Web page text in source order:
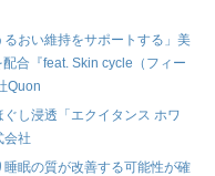
おい維持をサポートする」美
合『feat. Skin cycle（フィー
Quon
し浸透「エクイタンス ホワ
会社
眠の質が改善する可能性が確